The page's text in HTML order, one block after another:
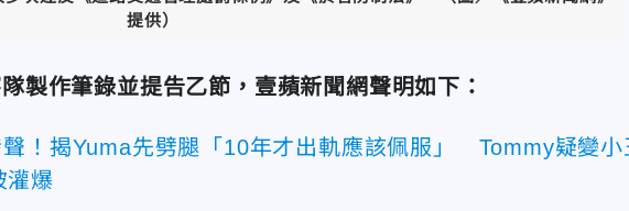
提供）
製作筆錄並提告乙節，壹蘋新聞網聲明如下：
！揭Yuma先劈腿「10年才出軌應該佩服」 Tommy疑變小
灌爆